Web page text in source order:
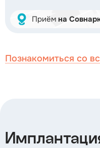
Приём на
Познакомиться со